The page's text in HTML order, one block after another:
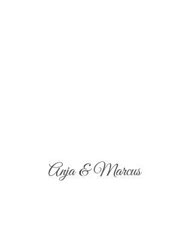
Anja & Marcus